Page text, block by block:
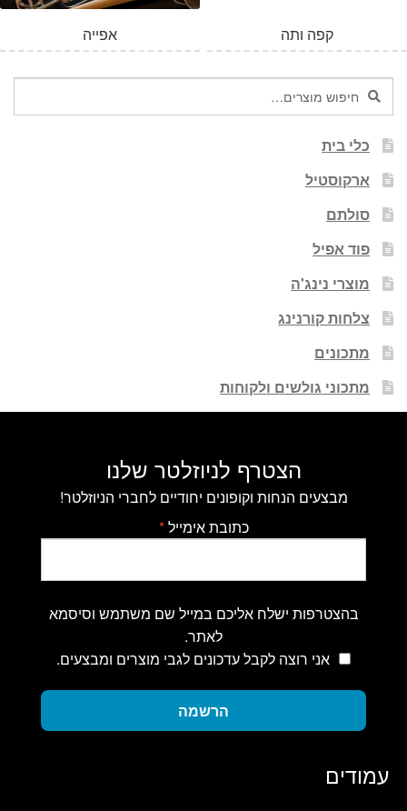
אפייה קפה ותה
חיפוש
עבור:
חיפוש
כלי בית
ארקוסטיל
סולתם
פוד אפיל
מוצרי נינג'ה
צלחות קורנינג
מתכונים
מתכוני גולשים ולקוחות
הצטרף לניוזלטר שלנו
מבצעים הנחות וקופונים יחודיים לחברי הניוזלטר!
כתובת אימייל*
בהצטרפות ישלח אליכם במייל שם משתמש וסיסמא
לאתר.
אני רוצה לקבל עדכונים לגבי מוצרים ומבצעים.
הרשמה
עמודים